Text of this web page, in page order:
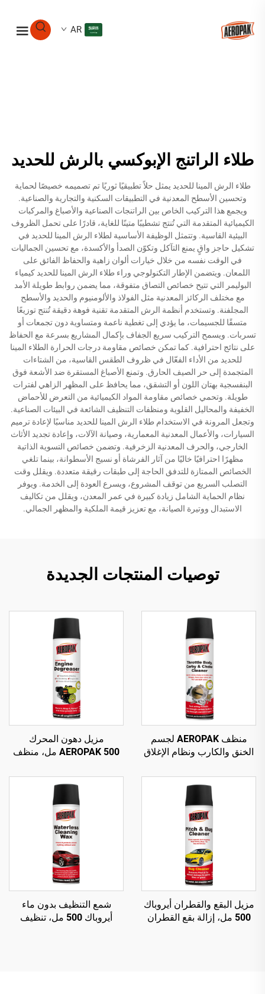
AR
طلاء الراتنج الإبوكسي بالرش للحديد
طلاء الرش المينا للحديد يمثل حلاً تطبيقيًا ثوريًا تم تصميمه خصيصًا لحماية
وتحسين الأسطح المعدنية في التطبيقات السكنية والتجارية والصناعية.
ويجمع هذا التركيب الخاص بين الراتنجات الصناعية والأصباغ والمركبات
الكيميائية المتقدمة التي تُنتج تشطيبًا متينًا للغاية، قادرًا على تحمل الظروف
البيئية القاسية. وتتمثل الوظيفة الأساسية لطلاء الرش المينا للحديد في
تشكيل حاجز واقٍ يمنع التآكل وتكوّن الصدأ والأكسدة، مع تحسين الجماليات
في الوقت نفسه من خلال خيارات ألوان زاهية والحفاظ الفائق على
اللمعان. ويتضمن الإطار التكنولوجي وراء طلاء الرش المينا للحديد كيمياء
البوليمر التي تتيح خصائص التصاق متفوقة، مما يضمن روابط طويلة الأمد
مع مختلف الركائز المعدنية مثل الفولاذ والألومنيوم والحديد والأسطح
المجلفنة. وتستخدم أنظمة الرش المتقدمة تقنية فوهة دقيقة تُنتج توزيعًا
متسقًا للجسيمات، ما يؤدي إلى تغطية ناعمة ومتساوية دون تجمعات أو
تسربات. ويسمح التركيب سريع الجفاف بإكمال المشاريع بسرعة مع الحفاظ
على نتائج احترافية. كما تمكن خصائص مقاومة درجات الحرارة الطلاء المينا
للحديد من الأداء الفعّال في ظروف الطقس القاسية، من الشتاءات
المتجمدة إلى حر الصيف الحارق. وتمنع الأصباغ المستقرة ضد الأشعة فوق
البنفسجية بهتان اللون أو التشقق، مما يحافظ على المظهر الزاهي لفترات
طويلة. وتحمي خصائص مقاومة المواد الكيميائية من التعرض للأحماض
الخفيفة والمحاليل القلوية ومنظفات التنظيف الشائعة في البيئات الصناعية.
وتجعل المرونة في الاستخدام طلاء الرش المينا للحديد مناسبًا لإعادة ترميم
السيارات، والأعمال المعدنية المعمارية، وصيانة الآلات، وإعادة تجديد الأثاث
الخارجي، والحرف المعدنية الزخرفية. وتضمن خصائص التسوية الذاتية
مظهرًا احترافيًا خاليًا من آثار الفرشاة أو نسيج الأسطوانة، بينما تلغي
الخصائص الممتازة للتدفق الحاجة إلى طبقات رقيقة متعددة. ويقلل وقت
التصلب السريع من توقف المشروع، ويسرع العودة إلى الخدمة. ويوفر
نظام الحماية الشامل زيادة كبيرة في عمر المعدن، ويقلل من تكاليف
الاستبدال ووتيرة الصيانة، مع تعزيز قيمة الملكية والمظهر الجمالي.
توصيات المنتجات الجديدة
منظف AEROPAK لجسم
الخنق والكارب ونظام الإغلاق
للسيارة
مزيل دهون المحرك
AEROPAK 500 مل، منظف
لإزالة الشحوم والعناية
بالسيارة
مزيل البقع والقطران أيروباك
500 مل، إزالة بقع القطران
شمع التنظيف بدون ماء
أيروباك 500 مل، تنظيف